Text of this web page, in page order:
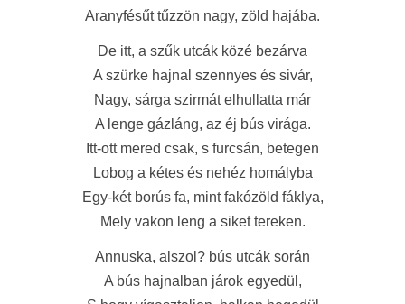
Aranyfésűt tűzzön nagy, zöld hajába.
De itt, a szűk utcák közé bezárva
A szürke hajnal szennyes és sivár,
Nagy, sárga szirmát elhullatta már
A lenge gázláng, az éj bús virága.
Itt-ott mered csak, s furcsán, betegen
Lobog a kétes és nehéz homályba
Egy-két borús fa, mint fakózöld fáklya,
Mely vakon leng a siket tereken.
Annuska, alszol? bús utcák során
A bús hajnalban járok egyedül,